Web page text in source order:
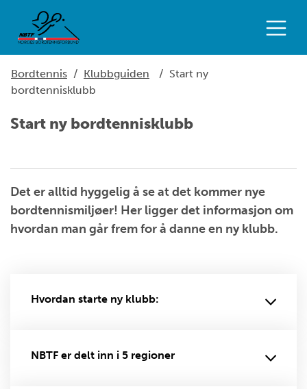
Bordtennis / Klubbguiden / Start ny
bordtennisklubb
Start ny bordtennisklubb
Det er alltid hyggelig å se at det kommer nye
bordtennismiljøer! Her ligger det informasjon om
hvordan man går frem for å danne en ny klubb.
Hvordan starte ny klubb:
NBTF er delt inn i 5 regioner